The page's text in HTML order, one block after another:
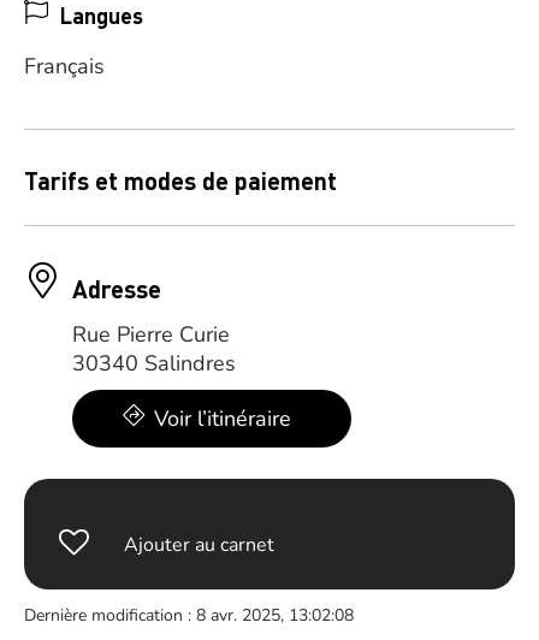
Langues
Français
Tarifs et modes de paiement
Adresse
Rue Pierre Curie
30340 Salindres
Voir l’itinéraire
Ajouter au carnet
Dernière modification : 8 avr. 2025, 13:02:08